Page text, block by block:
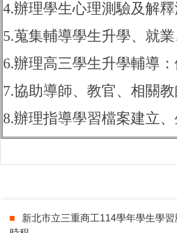
4.辦理學生心理測驗及解釋
5.蒐集輔導學生升學、就
6.辦理高三學生升學輔導
7.協助導師、教官、相關
8.辦理指導學習檔案建立
新北市立三重商工114學年學生學